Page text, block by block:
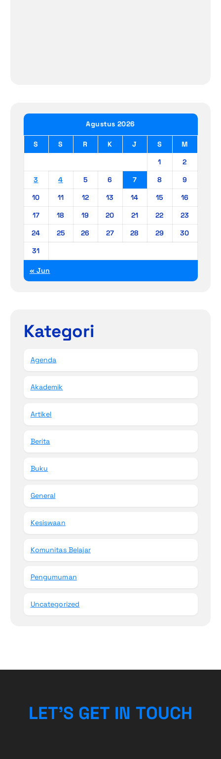
Agustus 2026
S S R K J S
M
1
2
3
4 5 6 7 8
9
10
11 12 13 14 15
16
17
18 19 20 21 22
23
24
25 26 27 28 29
30
31
« Jun
Kategori
Agenda
Akademik
Artikel
Berita
Buku
General
Kesiswaan
Komunitas Belajar
Pengumuman
Uncategorized
LET’S GET IN TOUCH